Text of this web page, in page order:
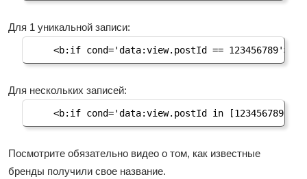
Для 1 уникальной записи:
<b:if cond='data:view.postId == 123456789'></
Для нескольких записей:
<b:if cond='data:view.postId in [123456789,
Посмотрите обязательно видео о том, как известные
бренды получили свое название.